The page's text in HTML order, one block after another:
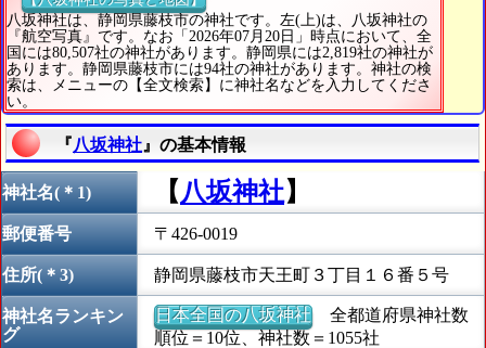
八坂神社は、静岡県藤枝市の神社です。左(上)は、八坂神社の
『航空写真』です。なお「2026年07月20日」時点において、全
国には80,507社の神社があります。静岡県には2,819社の神社が
あります。静岡県藤枝市には94社の神社があります。神社の検
索は、メニューの【全文検索】に神社名などを入力してくださ
い。
『八坂神社 』の基本情報
神社名(＊1) 【 八坂神社】
郵便番号 〒426-0019
住所(＊3) 静岡県藤枝市天王町３丁目１６番５号
神社名ランキン
グ
日本全国の八坂神社全都道府県神社数
順位＝10位、神社数＝1055社